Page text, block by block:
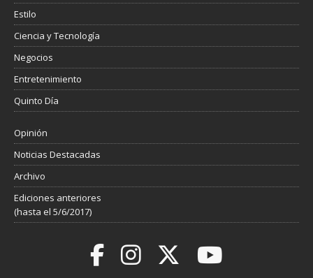
Estilo
Ciencia y Tecnología
Negocios
Entretenimiento
Quinto Día
Opinión
Noticias Destacadas
Archivo
Ediciones anteriores
(hasta el 5/6/2017)